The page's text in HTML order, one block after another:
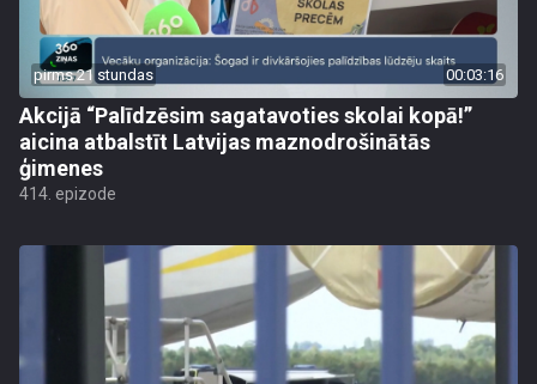
pirms 21 stundas 00:03:16
Akcijā “Palīdzēsim sagatavoties skolai kopā!”
aicina atbalstīt Latvijas maznodrošinātās
ģimenes
414. epizode